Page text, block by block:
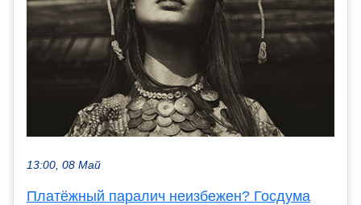
13:00, 08 Май
Платёжный паралич неизбежен? Госдума